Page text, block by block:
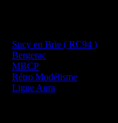
Sucy en Brie ( RC94 )
Bergerac
MBCP
Rétro Modélisme
Ligue Aura